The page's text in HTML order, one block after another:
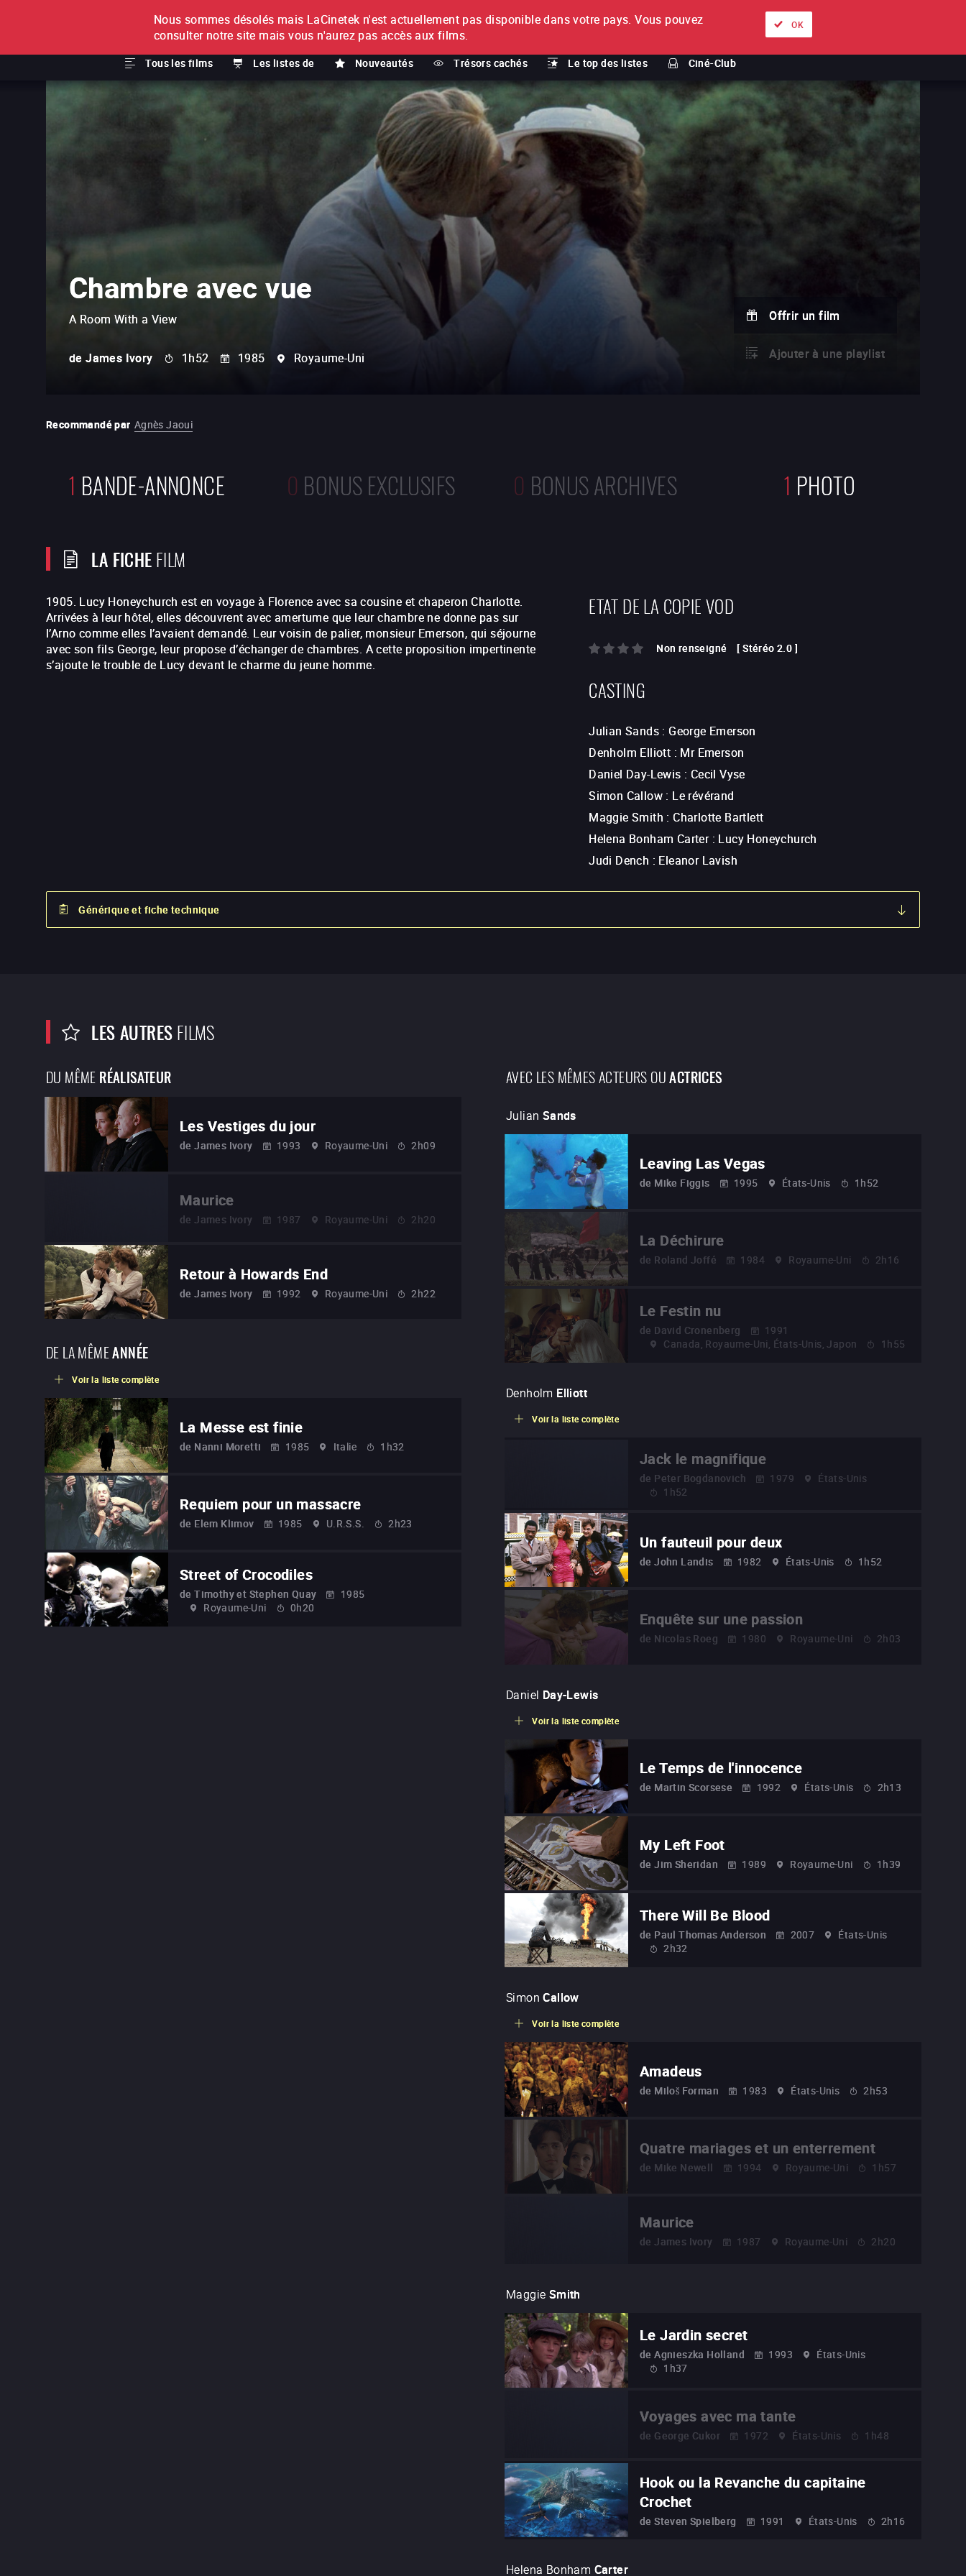
À L'UNITÉ
Tous les films Les listes de Nouveautés Trésors cachés Le top des listes Ciné-Club
ABONNEMENT À propos Nos offres
Chambre avec vue
A Room With a View
de James Ivory 1h52 1985 Royaume-Uni
Offrir un film
Ajouter à une playlist
Recommandé par Agnès Jaoui
1 BANDE-ANNONCE 0 BONUS EXCLUSIFS 0 BONUS ARCHIVES 1 PHOTO
LA FICHEFILM
1905. Lucy Honeychurch est en voyage à Florence avec sa cousine et chaperon Charlotte.
Arrivées à leur hôtel, elles découvrent avec amertume que leur chambre ne donne pas sur
l’Arno comme elles l’avaient demandé. Leur voisin de palier, monsieur Emerson, qui séjourne
avec son fils George, leur propose d’échanger de chambres. A cette proposition impertinente
s’ajoute le trouble de Lucy devant le charme du jeune homme.
ETAT DE LA COPIE VOD
Non renseigné [Stéréo 2.0 ]
CASTING
Julian Sands : George Emerson
Denholm Elliott : Mr Emerson
Daniel Day-Lewis : Cecil Vyse
Simon Callow : Le révérand
Maggie Smith :Charlotte Bartlett
Helena Bonham Carter: Lucy Honeychurch
Judi Dench : Eleanor Lavish
Générique et fiche technique
LES AUTRESFILMS
DU MÊMERÉALISATEUR
Les Vestiges du jour
de James Ivory 1993 Royaume-Uni 2h09
Maurice
de James Ivory 1987 Royaume-Uni 2h20
Retour à Howards End
de James Ivory 1992 Royaume-Uni 2h22
DE LA MÊMEANNÉE
Voir la liste complète
La Messe est finie
de Nanni Moretti 1985 Italie 1h32
Requiem pour un massacre
de Elem Klimov 1985 U.R.S.S. 2h23
Street of Crocodiles
de Timothy et Stephen Quay
1985
Royaume-Uni
0h20
AVEC LES MÊMES ACTEURS OUACTRICES
Julian Sands
Leaving Las Vegas
de Mike Figgis 1995 États-Unis 1h52
La Déchirure
de Roland Joffé 1984 Royaume-Uni 2h16
Le Festin nu
de David Cronenberg
1991
Canada, Royaume-Uni, États-Unis, Japon
1h55
Denholm Elliott
Voir la liste complète
Jack le magnifique
de Peter Bogdanovich 1979
États-Unis
1h52
Un fauteuil pour deux
de John Landis 1982 États-Unis 1h52
Enquête sur une passion
de Nicolas Roeg 1980 Royaume-Uni 2h03
Daniel Day-Lewis
Voir la liste complète
Le Temps de l'innocence
de Martin Scorsese 1992 États-Unis 2h13
My Left Foot
de Jim Sheridan 1989 Royaume-Uni 1h39
There Will Be Blood
de Paul Thomas Anderson 2007
États-Unis
2h32
Simon Callow
Voir la liste complète
Amadeus
de Miloš Forman 1983 États-Unis 2h53
Quatre mariages et un enterrement
de Mike Newell 1994 Royaume-Uni 1h57
Maurice
de James Ivory 1987 Royaume-Uni 2h20
Maggie Smith
Le Jardin secret
de Agnieszka Holland 1993
États-Unis
1h37
Voyages avec ma tante
de George Cukor 1972 États-Unis 1h48
Hook ou la Revanche du capitaine
Crochet
de Steven Spielberg 1991 États-Unis 2h16
Helena Bonham Carter
Nous sommes désolés mais LaCinetek n'est actuellement pas disponible dans votre pays. Vous pouvez
consulter notre site mais vous n'aurez pas accès aux films.
OK